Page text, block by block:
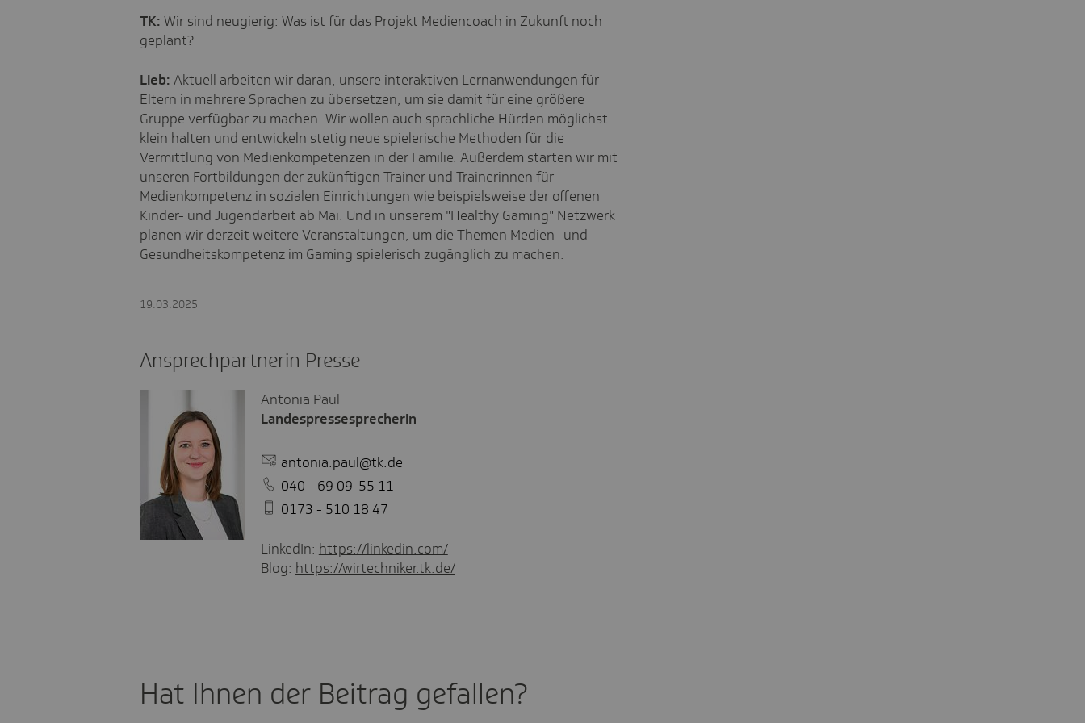
TK: Wir sind neugierig: Was ist für das Projekt Mediencoach in Zukunft noch
geplant?
Lieb: Aktuell arbeiten wir daran, unsere interaktiven Lernanwendungen für
Eltern in mehrere Sprachen zu übersetzen, um sie damit für eine größere
Gruppe verfügbar zu machen. Wir wollen auch sprachliche Hürden möglichst
klein halten und entwickeln stetig neue spielerische Methoden für die
Vermittlung von Medienkompetenzen in der Familie. Außerdem starten wir mit
unseren Fortbildungen der zukünftigen Trainer und Trainerinnen für
Medienkompetenz in sozialen Einrichtungen wie beispielsweise der offenen
Kinder- und Jugendarbeit ab Mai. Und in unserem "Healthy Gaming" Netzwerk
planen wir derzeit weitere Veranstaltungen, um die Themen Medien- und
Gesundheitskompetenz im Gaming spielerisch zugänglich zu machen.
19.03.2025
Ansprechpartnerin Presse
Antonia Paul
Landespressesprecherin
antonia.paul@tk.de
040 - 69 09-55 11
0173 - 510 18 47
LinkedIn: https://linkedin.com/
Blog: https://wirtechniker.tk.de/
Hat Ihnen der Beitrag gefal­len?